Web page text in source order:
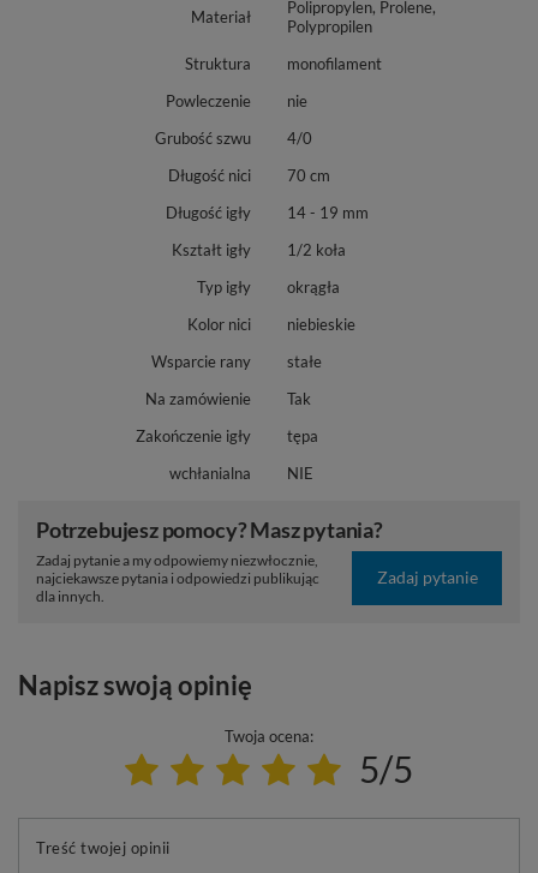
Materiał
Polipropylen, Prolene,
Polypropilen
Struktura
monofilament
Powleczenie
nie
Grubość szwu
4/0
Długość nici
70 cm
Długość igły
14 - 19 mm
Kształt igły
1/2 koła
Typ igły
okrągła
Kolor nici
niebieskie
Wsparcie rany
stałe
Na zamówienie
Tak
Zakończenie igły
tępa
wchłanialna
NIE
Potrzebujesz pomocy? Masz pytania?
Zadaj pytanie a my odpowiemy niezwłocznie,
najciekawsze pytania i odpowiedzi publikując
dla innych.
Zadaj pytanie
Napisz swoją opinię
Twoja ocena:
5/5
Treść twojej opinii